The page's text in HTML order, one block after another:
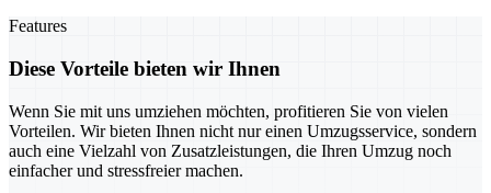
Features
Diese Vorteile bieten wir Ihnen
Wenn Sie mit uns umziehen möchten, profitieren Sie von vielen
Vorteilen. Wir bieten Ihnen nicht nur einen Umzugsservice, sondern
auch eine Vielzahl von Zusatzleistungen, die Ihren Umzug noch
einfacher und stressfreier machen.